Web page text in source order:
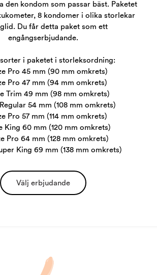
den kondom som passar bäst. Paketet
8 kondomer i olika storlekar
Du får detta paket som ett
engångserbjudande.
i paketet i storleksordning:
Pro 45 mm (90 mm omkrets)
Pro 47 mm (94 mm omkrets)
Trim 49 mm (98 mm omkrets)
54 mm (108 mm omkrets)
Pro 57 mm (114 mm omkrets)
King 60 mm (120 mm omkrets)
Pro 64 mm (128 mm omkrets)
King 69 mm (138 mm omkrets)
Välj erbjudande